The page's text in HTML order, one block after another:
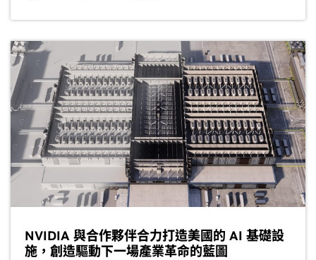
NVIDIA 與合作夥伴合力打造美國的 AI 基礎設
施，創造驅動下一場產業革命的藍圖